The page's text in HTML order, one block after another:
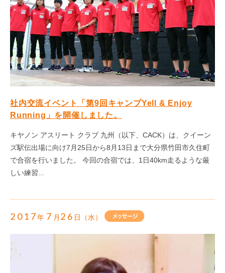
社内交流イベント「第9回キャンプYell & Enjoy
Running」を開催しました。
キヤノン アスリート クラブ 九州（以下、CACK）は、クイーン
ズ駅伝出場に向け7月25日から8月13日まで大分県竹田市久住町
で合宿を行いました。 今回の合宿では、1日40km走るような厳
しい練習...
2017年 7 月 26 日（水）